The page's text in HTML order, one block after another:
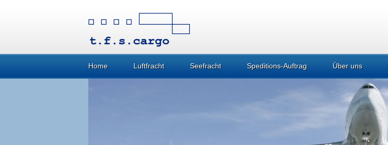
Home Luftfracht Seefracht Speditions-Auftrag Über uns